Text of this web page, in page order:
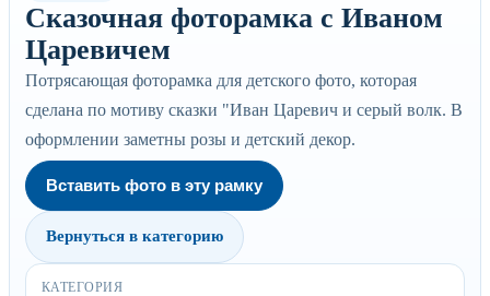
Сказочная фоторамка с Иваном
Царевичем
Потрясающая фоторамка для детского фото, которая
сделана по мотиву сказки "Иван Царевич и серый волк. В
оформлении заметны розы и детский декор.
Вставить фото в эту рамку
Вернуться в категорию
КАТЕГОРИЯ